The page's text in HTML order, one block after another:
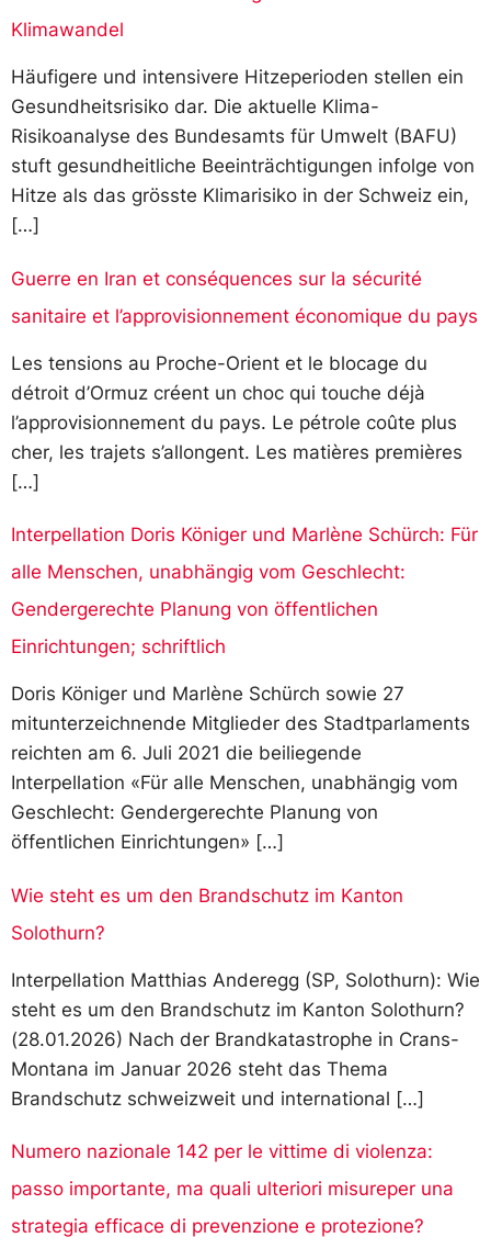
Klimawandel
Häufigere und intensivere Hitzeperioden stellen ein
Gesundheitsrisiko dar. Die aktuelle Klima-
Risikoanalyse des Bundesamts für Umwelt (BAFU)
stuft gesundheitliche Beeinträchtigungen infolge von
Hitze als das grösste Klimarisiko in der Schweiz ein,
[…]
Guerre en Iran et conséquences sur la sécurité
sanitaire et l’approvisionnement économique du pays
Les tensions au Proche-Orient et le blocage du
détroit d’Ormuz créent un choc qui touche déjà
l’approvisionnement du pays. Le pétrole coûte plus
cher, les trajets s’allongent. Les matières premières
[…]
Interpellation Doris Königer und Marlène Schürch: Für
alle Menschen, unabhängig vom Geschlecht:
Gendergerechte Planung von öffentlichen
Einrichtungen; schriftlich
Doris Königer und Marlène Schürch sowie 27
mitunterzeichnende Mitglieder des Stadtparlaments
reichten am 6. Juli 2021 die beiliegende
Interpellation «Für alle Menschen, unabhängig vom
Geschlecht: Gendergerechte Planung von
öffentlichen Einrichtungen» […]
Wie steht es um den Brandschutz im Kanton
Solothurn?
Interpellation Matthias Anderegg (SP, Solothurn): Wie
steht es um den Brandschutz im Kanton Solothurn?
(28.01.2026) Nach der Brandkatastrophe in Crans-
Montana im Januar 2026 steht das Thema
Brandschutz schweizweit und international […]
Numero nazionale 142 per le vittime di violenza:
passo importante, ma quali ulteriori misureper una
strategia efficace di prevenzione e protezione?